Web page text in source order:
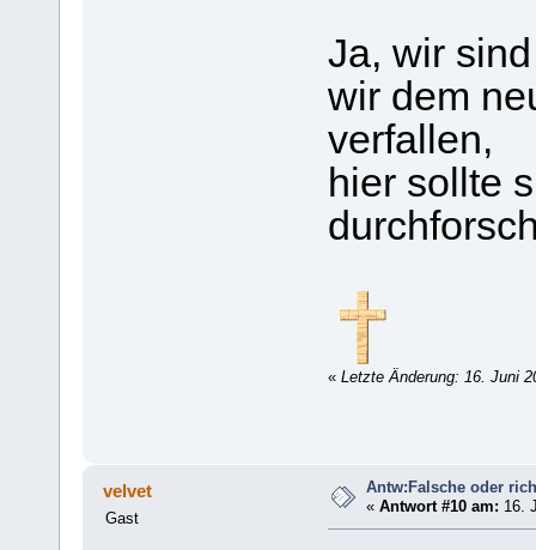
Ja, wir
wir dem
verfallen,
hier sollte
« Letzte Änderung: 16. Juni
velvet
Gast
Antw:Falsche oder
«Antwort #10 am: 16.